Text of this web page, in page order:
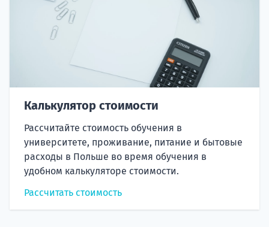
Калькулятор стоимости
Рассчитайте стоимость обучения в
университете, проживание, питание и бытовые
расходы в Польше во время обучения в
удобном калькуляторе стоимости.
Рассчитать стоимость